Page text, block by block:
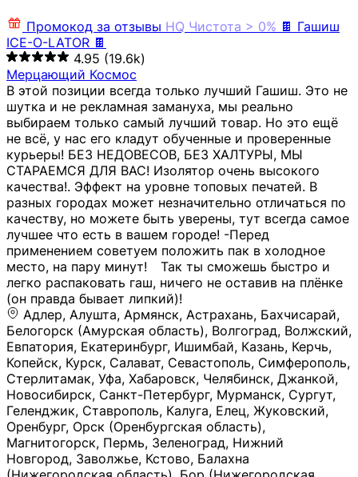
Промокод за отзывы HQ Чистота > 0% 🍫 Гашиш
ICE-O-LATOR 🍫
4.95 (19.6k)
Мерцающий Космос
В этой позиции всегда только лучший Гашиш. Это не
шутка и не рекламная замануха, мы реально
выбираем только самый лучший товар. Но это ещё
не всё, у нас его кладут обученные и проверенные
курьеры! БЕЗ НЕДОВЕСОВ, БЕЗ ХАЛТУРЫ, МЫ
СТАРАЕМСЯ ДЛЯ ВАС! Изолятор очень высокого
качества!. Эффект на уровне топовых печатей. В
разных городах может незначительно отличаться по
качеству, но можете быть уверены, тут всегда самое
лучшее что есть в вашем городе! -Перед
применением советуем положить пак в холодное
место, на пару минут!⠀ Так ты сможешь быстро и
легко распаковать гаш, ничего не оставив на плёнке
(он правда бывает липкий)!
Адлер, Алушта, Армянск, Астрахань, Бахчисарай,
Белогорск (Амурская область), Волгоград, Волжский,
Евпатория, Екатеринбург, Ишимбай, Казань, Керчь,
Копейск, Курск, Салават, Севастополь, Симферополь,
Стерлитамак, Уфа, Хабаровск, Челябинск, Джанкой,
Новосибирск, Санкт-Петербург, Мурманск, Сургут,
Геленджик, Ставрополь, Калуга, Елец, Жуковский,
Оренбург, Орск (Оренбургская область),
Магнитогорск, Пермь, Зеленоград, Нижний
Новгород, Заволжье, Кстово, Балахна